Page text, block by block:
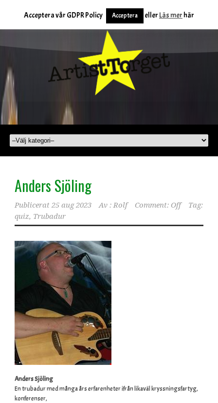
Anders Sjöling
Publicerat 25 aug 2023 Av : Rolf Comment: Off
Tag:
quiz, Trubadur
Anders Sjöling
En trubadur med många års erfarenheter ifrån likaväl kryssningsfartyg,
konferenser,
Acceptera vår GDPR Policy Acceptera eller Läs mer här